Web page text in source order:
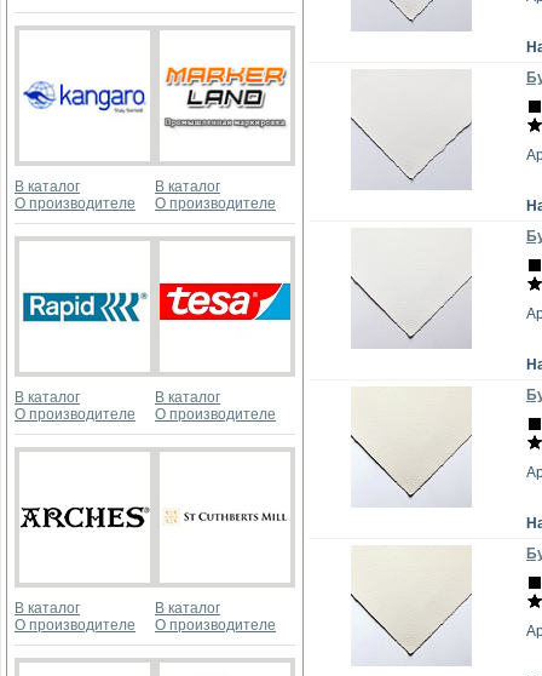
В каталог
О производителе
В каталог
О производителе
В каталог
О производителе
В каталог
О производителе
В каталог
О производителе
В каталог
О производителе